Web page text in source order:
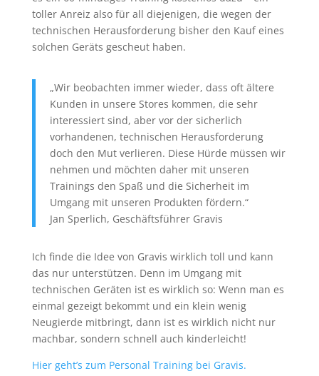
toller Anreiz also für all diejenigen, die wegen der
technischen Herausforderung bisher den Kauf eines
solchen Geräts gescheut haben.
„Wir beobachten immer wieder, dass oft ältere
Kunden in unsere Stores kommen, die sehr
interessiert sind, aber vor der sicherlich
vorhandenen, technischen Herausforderung
doch den Mut verlieren. Diese Hürde müssen wir
nehmen und möchten daher mit unseren
Trainings den Spaß und die Sicherheit im
Umgang mit unseren Produkten fördern.“
Jan Sperlich, Geschäftsführer Gravis
Ich finde die Idee von Gravis wirklich toll und kann
das nur unterstützen. Denn im Umgang mit
technischen Geräten ist es wirklich so: Wenn man es
einmal gezeigt bekommt und ein klein wenig
Neugierde mitbringt, dann ist es wirklich nicht nur
machbar, sondern schnell auch kinderleicht!
Hier geht’s zum Personal Training bei Gravis.